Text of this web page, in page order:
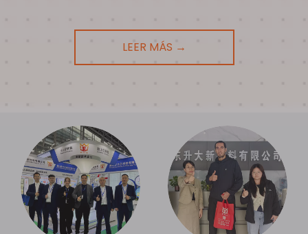
LEER MÁS →